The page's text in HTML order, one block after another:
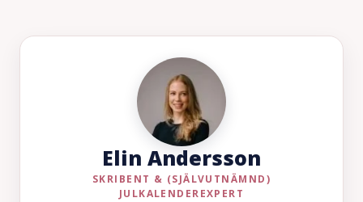
Elin Andersson
SKRIBENT & (SJÄLVUTNÄMND)
JULKALENDEREXPERT